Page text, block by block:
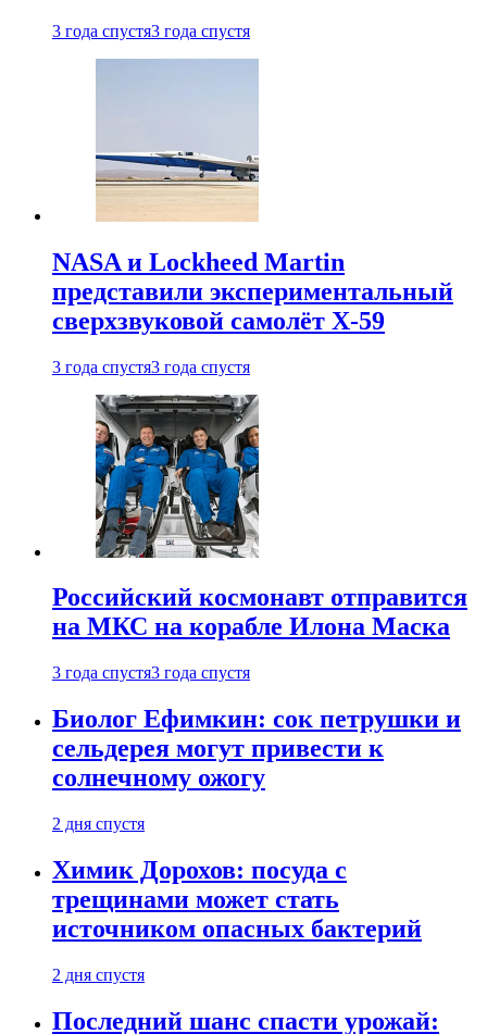
3 года спустя3 года спустя
NASA и Lockheed Martin
представили экспериментальный
сверхзвуковой самолёт X-59
3 года спустя3 года спустя
Российский космонавт отправится
на МКС на корабле Илона Маска
3 года спустя3 года спустя
Биолог Ефимкин: сок петрушки и
сельдерея могут привести к
солнечному ожогу
2 дня спустя
Химик Дорохов: посуда с
трещинами может стать
источником опасных бактерий
2 дня спустя
Последний шанс спасти урожай: